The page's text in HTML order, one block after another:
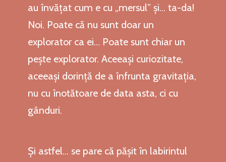
au învățat cum e cu „mersul” și... ta-da!
Noi. Poate că nu sunt doar un
explorator ca ei… Poate sunt chiar un
pește explorator. Aceeași curiozitate,
aceeași dorință de a înfrunta gravitația,
nu cu înotătoare de data asta, ci cu
gânduri.
Și astfel... se pare că pășit în labirintul